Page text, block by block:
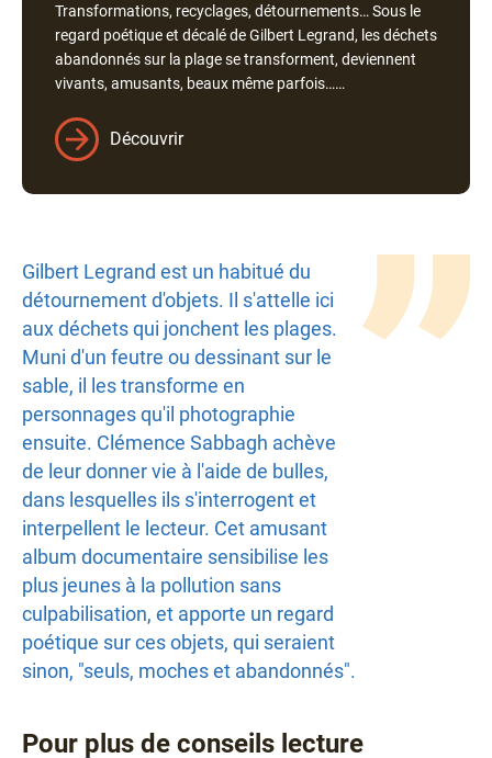
l'auteur
Transformations, recyclages, détournements… Sous le
regard poétique et décalé de Gilbert Legrand, les déchets
abandonnés sur la plage se transforment, deviennent
vivants, amusants, beaux même parfois……
Découvrir
Texte
Gilbert Legrand est un habitué du
détournement d'objets. Il s'attelle ici
aux déchets qui jonchent les plages.
Muni d'un feutre ou dessinant sur le
sable, il les transforme en
personnages qu'il photographie
ensuite. Clémence Sabbagh achève
de leur donner vie à l'aide de bulles,
dans lesquelles ils s'interrogent et
interpellent le lecteur. Cet amusant
album documentaire sensibilise les
plus jeunes à la pollution sans
culpabilisation, et apporte un regard
poétique sur ces objets, qui seraient
sinon, "seuls, moches et abandonnés".
Pour plus de conseils lecture